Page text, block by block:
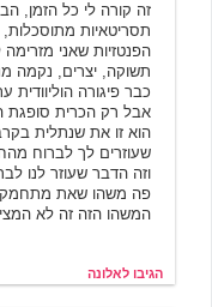
זה קורה לי כל הזמן,
תסריטאיות
הפנטזיות שאני
תשוקה, יצרים, נקמה
כבר פיגורה הוליוודית
אבל רק הכרית סופגת
הוא זו את שנתלית
שעוזרים לך לברוח
וזה הדבר שעוזר לנו
פה משהו שאת
המשהו הזה זה לא
הגיבו לאלונה